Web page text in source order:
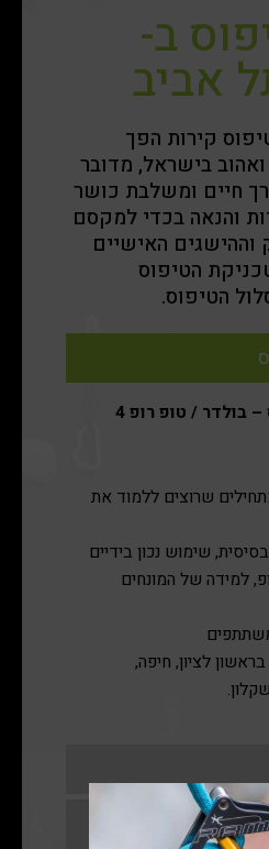
ב-
קירות הפך
בישראל, מדובר
חיים ומשלבת כושר
והנאה בכדי למקסם
האישיים
הטיפוס
הטיפוס.
קורס יסודות הטיפוס – בולדר / טופ רופ 4
שרוצים ללמוד את
שימוש נכון בידיים
למידה של המונחים
לציון, חיפה,